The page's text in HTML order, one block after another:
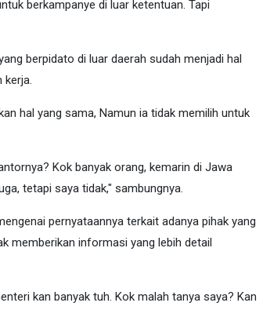
berkampanye di luar ketentuan. Tapi
berpidato di luar daerah sudah menjadi hal
kerja.
hal yang sama, Namun ia tidak memilih untuk
Kok banyak orang, kemarin di Jawa
tetapi saya tidak," sambungnya.
pernyataannya terkait adanya pihak yang
memberikan informasi yang lebih detail
kan banyak tuh. Kok malah tanya saya? Kan